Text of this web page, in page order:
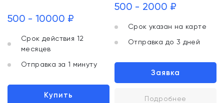
500 - 10000 ₽
Срок действия 12
месяцев
Отправка за 1 минуту
Купить
500 - 2000 ₽
Срок указан на карте
Отправка до 3 дней
Заявка
Подробнее